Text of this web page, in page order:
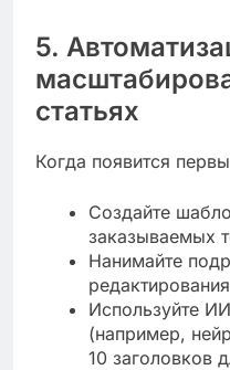
5.
статьях
Когда появится
Создайте
заказываемых
Нанимайте
редактирования
Используйте
(например,
10 заголовков